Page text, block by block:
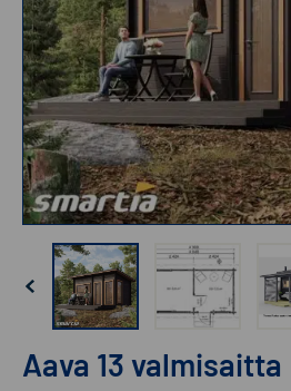
Aava 13 valmisaitta